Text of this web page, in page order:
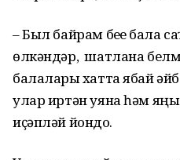
– Был байрам беҙҙе бала
өлкәндәр, шатлана
балаларҙы хатта ябай
улар иртән уяна һәм
иҫәпләй йондоҙ.